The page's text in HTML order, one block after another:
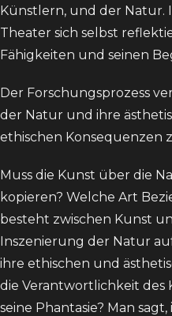
Künstlern, und der Natur.
Theater sich selbst
Fähigkeiten und seinen
Der Forschungsprozess
der Natur und ihre
ethischen Konsequenzen
Muss die Kunst über die
kopieren? Welche Art
besteht zwischen Kunst
Inszenierung der Natur
ihre ethischen und
die Verantwortlichkeit des
seine Phantasie? Man